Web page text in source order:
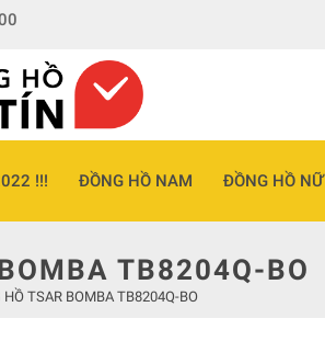
!!! ĐỒNG HỒ NAM ĐỒNG HỒ NỮ
TB8204Q-BO
TSAR BOMBA TB8204Q-BO